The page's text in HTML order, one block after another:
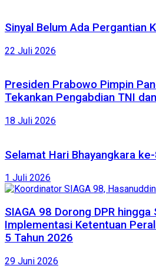
Sinyal Belum Ada Pergantian
22 Juli 2026
Presiden Prabowo Pimpin
Tekankan Pengabdian TNI
18 Juli 2026
Selamat Hari Bhayangkara
1 Juli 2026
SIAGA 98 Dorong DPR
Implementasi Ketentuan
5 Tahun 2026
29 Juni 2026